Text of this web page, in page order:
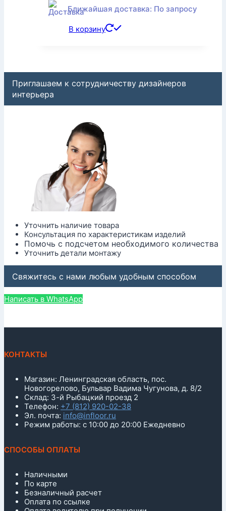
Ближайшая доставка: По запросу
В корзину
Приглашаем к сотрудничеству дизайнеров
интерьера
Уточнить наличие товара
Консультация по характеристикам изделий
Помочь с подсчетом необходимого количества
Уточнить детали монтажу
Свяжитесь с нами любым удобным способом
Написать в WhatsApp
КОНТАКТЫ
Магазин: Ленинградская область, пос.
Новогорелово, Бульвар Вадима Чугунова, д. 8/2
Склад: 3-й Рыбацкий проезд 2
Телефон: +7 (812) 920-02-38
Эл. почта: info@infloor.ru
Режим работы: с 10:00 до 20:00 Ежедневно
СПОСОБЫ ОПЛАТЫ
Наличными
По карте
Безналичный расчет
Оплата по ссылке